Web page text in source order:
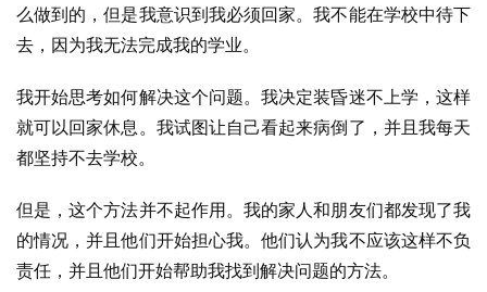
么做到的，但是我意识到我必须回家。我不能在学校中待下
去，因为我无法完成我的学业。
我开始思考如何解决这个问题。我决定装昏迷不上学，这样
就可以回家休息。我试图让自己看起来病倒了，并且我每天
都坚持不去学校。
但是，这个方法并不起作用。我的家人和朋友们都发现了我
的情况，并且他们开始担心我。他们认为我不应该这样不负
责任，并且他们开始帮助我找到解决问题的方法。